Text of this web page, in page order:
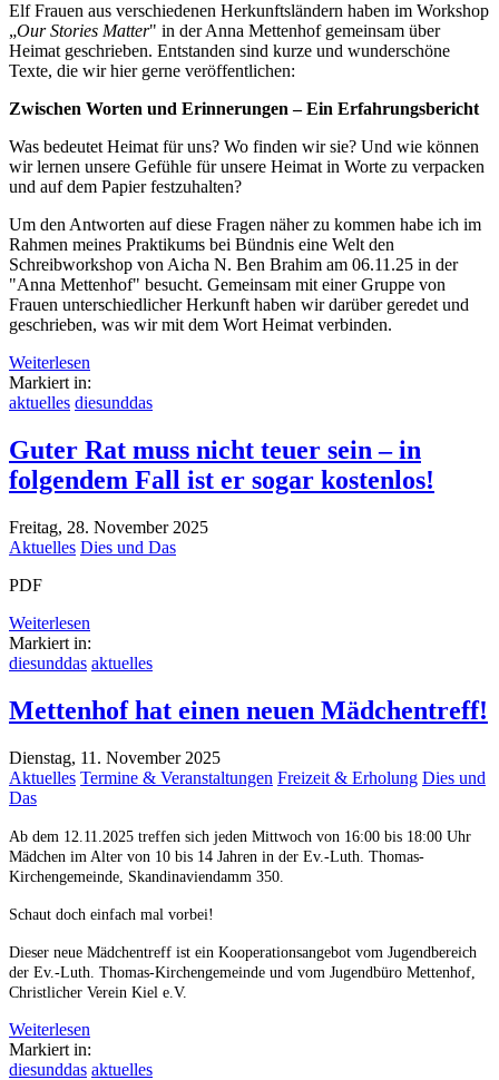
Elf Frauen aus verschiedenen Herkunftsländern haben im Workshop
„Our Stories Matter" in der Anna Mettenhof gemeinsam über
Heimat geschrieben. Entstanden sind kurze und wunderschöne
Texte, die wir hier gerne veröffentlichen:
Zwischen Worten und Erinnerungen – Ein Erfahrungsbericht
Was bedeutet Heimat für uns? Wo finden wir sie? Und wie können
wir lernen unsere Gefühle für unsere Heimat in Worte zu verpacken
und auf dem Papier festzuhalten?
Um den Antworten auf diese Fragen näher zu kommen habe ich im
Rahmen meines Praktikums bei Bündnis eine Welt den
Schreibworkshop von Aicha N. Ben Brahim am 06.11.25 in der
"Anna Mettenhof" besucht. Gemeinsam mit einer Gruppe von
Frauen unterschiedlicher Herkunft haben wir darüber geredet und
geschrieben, was wir mit dem Wort Heimat verbinden.
Weiterlesen
Markiert in:
aktuelles diesunddas
Guter Rat muss nicht teuer sein – in
folgendem Fall ist er sogar kostenlos!
Freitag, 28. November 2025
Aktuelles Dies und Das
PDF
Weiterlesen
Markiert in:
diesunddas aktuelles
Mettenhof hat einen neuen Mädchentreff!
Dienstag, 11. November 2025
Aktuelles Termine & Veranstaltungen Freizeit & Erholung Dies und
Das
Ab dem 12.11.2025 treffen sich jeden Mittwoch von 16:00 bis 18:00 Uhr
Mädchen im Alter von 10 bis 14 Jahren in der Ev.-Luth. Thomas-
Kirchengemeinde, Skandinaviendamm 350.
Schaut doch einfach mal vorbei!
Dieser neue Mädchentreff ist ein Kooperationsangebot vom Jugendbereich
der Ev.-Luth. Thomas-Kirchengemeinde und vom Jugendbüro Mettenhof,
Christlicher Verein Kiel e.V.
Weiterlesen
Markiert in:
diesunddas aktuelles